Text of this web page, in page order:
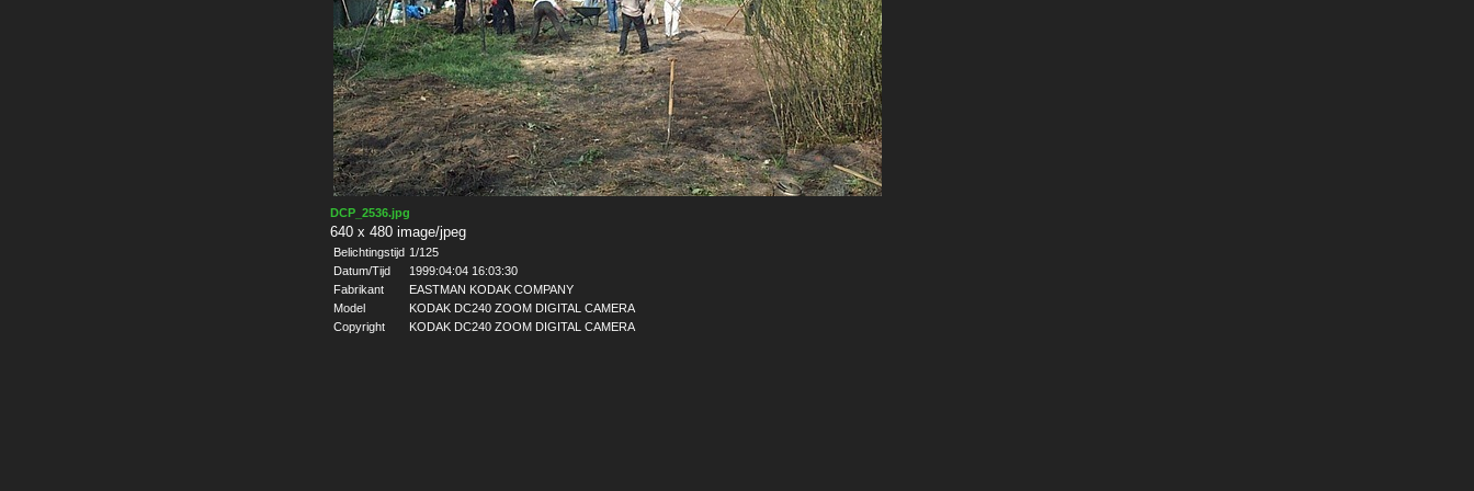
DCP_2536.jpg
640 x 480 image/jpeg
Belichtingstijd 1/125
Datum/Tijd
1999:04:04 16:03:30
Fabrikant
EASTMAN KODAK COMPANY
Model
KODAK DC240 ZOOM DIGITAL CAMERA
Copyright
KODAK DC240 ZOOM DIGITAL CAMERA